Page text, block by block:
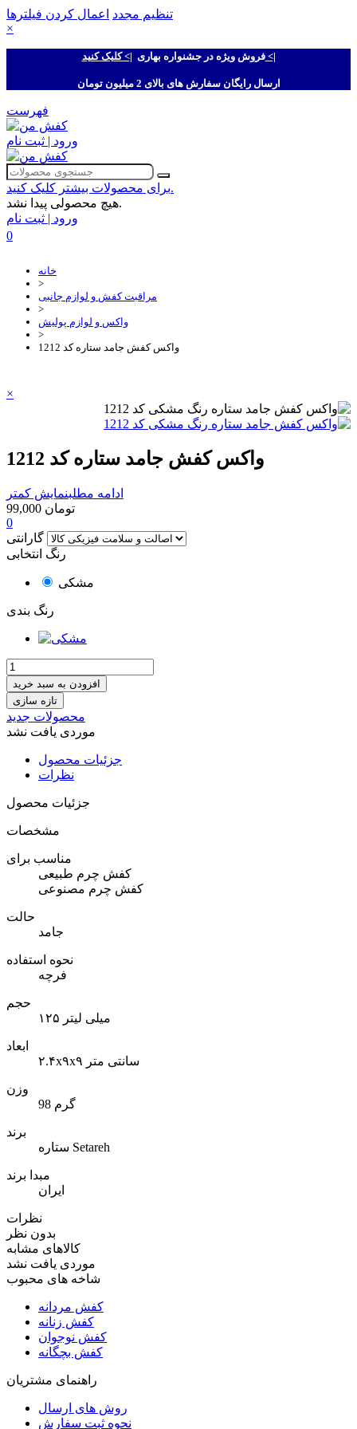
تنظیم مجدد
اعمال کردن فیلترها
×
فروش ویژه در جشنواره بهاری|> کلیک کنید <|
ارسال رایگان سفارش های بالای 2 میلیون تومان
فهرست
ورود | ثبت نام
برای محصولات بیشتر کلیک کنید.
هیچ محصولی پیدا نشد.
ورود | ثبت نام
0
خانه
>
مراقبت کفش و لوازم جانبی
>
واکس و لوازم پولیش
>
واکس کفش جامد ستاره کد 1212
×
واکس کفش جامد ستاره کد 1212
ادامه مطلبنمایش کمتر
99,000 تومان
0
گارانتی
رنگ انتخابی
مشکی
رنگ بندی
افزودن به سبد خرید
محصولات جدید
موردی یافت نشد
جزئیات محصول
نظرات
جزئیات محصول
مشخصات
مناسب برای
کفش چرم طبیعی
کفش چرم مصنوعی
حالت
جامد
نحوه استفاده
فرچه
حجم
۱۲۵ میلی لیتر
ابعاد
۲.۴x۹x۹ سانتی متر
وزن
98 گرم
برند
ستاره Setareh
مبدا برند
ایران
نظرات
بدون نظر
کالاهای مشابه
موردی یافت نشد
شاخه های محبوب
کفش مردانه
کفش زنانه
کفش نوجوان
کفش بچگانه
راهنمای مشتریان
روش های ارسال
نحوه ثبت سفارش